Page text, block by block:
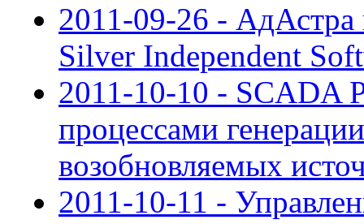
2011-09-26 - АдАстра
Silver Independent
2011-10-10 - SCADA
процессами
возобновляемых
2011-10-11 -